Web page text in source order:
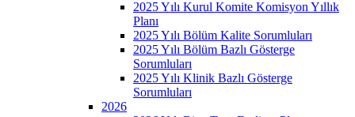
2025 Yılı Kurul Komite Komisyon Yıllık
Planı
2025 Yılı Bölüm Kalite Sorumluları
2025 Yılı Bölüm Bazlı Gösterge
Sorumluları
2025 Yılı Klinik Bazlı Gösterge
Sorumluları
2026